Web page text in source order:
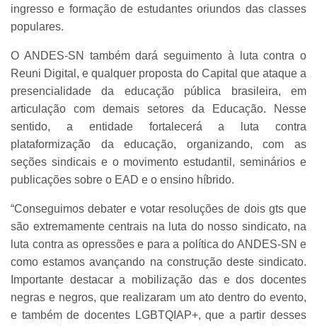
ingresso e formação de estudantes oriundos das classes
populares.
O ANDES-SN também dará seguimento à luta contra o
Reuni Digital, e qualquer proposta do Capital que ataque a
presencialidade da educação pública brasileira, em
articulação com demais setores da Educação. Nesse
sentido, a entidade fortalecerá a luta contra
plataformização da educação, organizando, com as
seções sindicais e o movimento estudantil, seminários e
publicações sobre o EAD e o ensino híbrido.
“Conseguimos debater e votar resoluções de dois gts que
são extremamente centrais na luta do nosso sindicato, na
luta contra as opressões e para a política do ANDES-SN e
como estamos avançando na construção deste sindicato.
Importante destacar a mobilização das e dos docentes
negras e negros, que realizaram um ato dentro do evento,
e também de docentes LGBTQIAP+, que a partir desses